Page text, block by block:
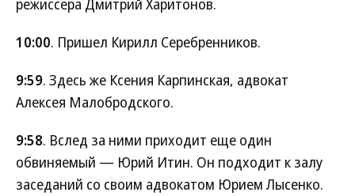
режиссера Дмитрий Харитонов.
10:00. Пришел Кирилл Серебренников.
9:59. Здесь же Ксения Карпинская, адвокат
Алексея Малобродского.
9:58. Вслед за ними приходит еще один
обвиняемый — Юрий Итин. Он подходит к залу
заседаний со своим адвокатом Юрием Лысенко.